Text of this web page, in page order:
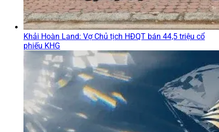
Khải Hoàn Land: Vợ Chủ tịch HĐQT bán 44,5 triệu cổ
phiếu KHG